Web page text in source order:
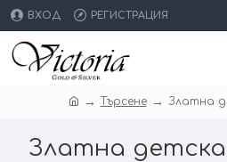
ВХОД РЕГИСТРАЦИЯ
Търсене Златна
Златна